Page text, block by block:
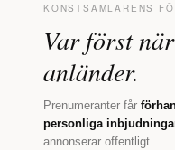
KONSTSAMLARENS
Var först
anländer.
Prenumeranter får
personliga
annonserar offentligt.